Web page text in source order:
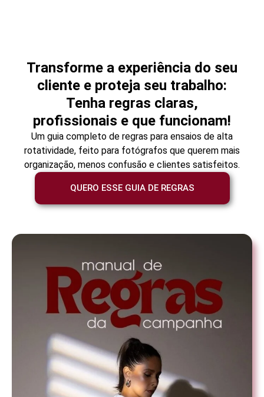
Transforme a experiência do seu
cliente e proteja seu trabalho:
Tenha regras claras,
profissionais e que funcionam!
Um guia completo de regras para ensaios de alta
rotatividade, feito para fotógrafos que querem mais
organização, menos confusão e clientes satisfeitos.
QUERO ESSE GUIA DE REGRAS